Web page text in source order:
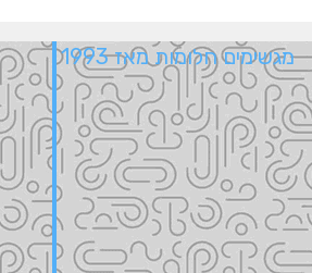
מגשימים חלומות מאז 1993